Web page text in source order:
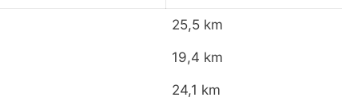
25,5 km
19,4 km
24,1 km